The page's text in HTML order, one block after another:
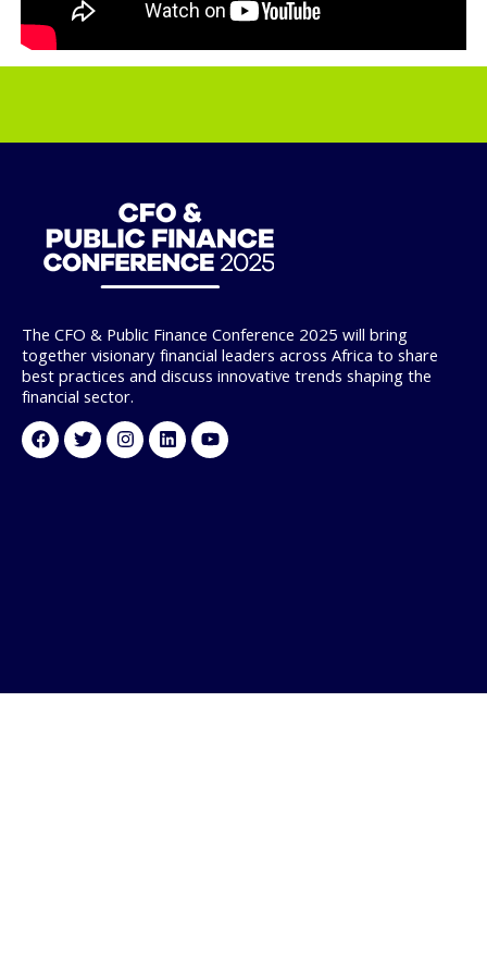
The CFO & Public Finance Conference 2025 will bring
together visionary financial leaders across Africa to share
best practices and discuss innovative trends shaping the
financial sector.
Facebook
TwitterInstagram
LinkedinYoutube